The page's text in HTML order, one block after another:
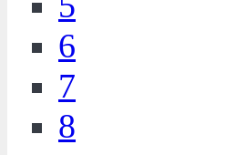
6
7
8